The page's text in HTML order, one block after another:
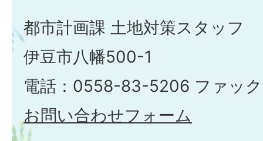
都市計画課 土地対策スタッフ
伊豆市八幡500-1
電話：0558-83-5206 ファッ
お問い合わせフォーム